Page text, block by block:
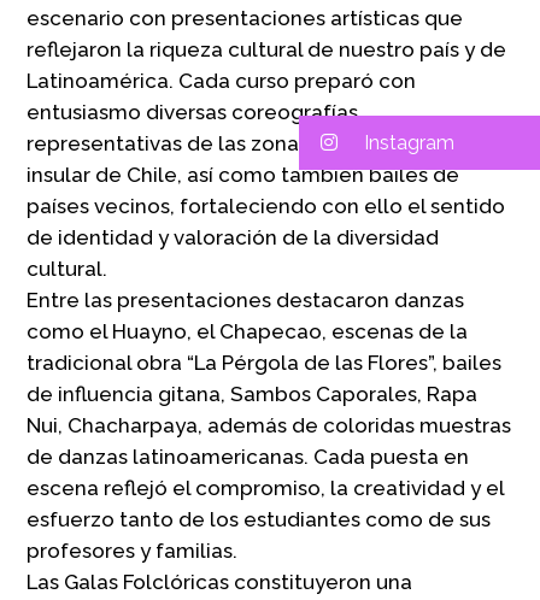
escenario con presentaciones artísticas que
reflejaron la riqueza cultural de nuestro país y de
Latinoamérica. Cada curso preparó con
entusiasmo diversas coreografías
representativas de las zonas norte, centro, sur e
insular de Chile, así como también bailes de
países vecinos, fortaleciendo con ello el sentido
de identidad y valoración de la diversidad
cultural.
Entre las presentaciones destacaron danzas
como el Huayno, el Chapecao, escenas de la
tradicional obra “La Pérgola de las Flores”, bailes
de influencia gitana, Sambos Caporales, Rapa
Nui, Chacharpaya, además de coloridas muestras
de danzas latinoamericanas. Cada puesta en
escena reflejó el compromiso, la creatividad y el
esfuerzo tanto de los estudiantes como de sus
profesores y familias.
Las Galas Folclóricas constituyeron una
Instagram